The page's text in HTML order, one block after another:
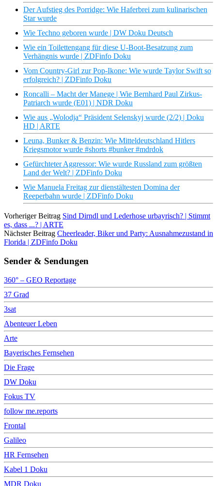
Der Aufstieg des Porridge: Wie Haferbrei zum kulinarischen
Star wurde
Wie Techno geboren wurde | DW Doku Deutsch
Wie ein Toilettengang für diese U-Boot-Besatzung zum
Verhängnis wurde | ZDFinfo Doku
Vom Country-Girl zur Pop-Ikone: Wie wurde Taylor Swift so
erfolgreich? | ZDFinfo Doku
Roncalli – Macht der Manege | Wie Bernhard Paul Zirkus-
Patriarch wurde (E01) | NDR Doku
Wie aus „Wolodja“ Präsident Selenskyj wurde (2/2) | Doku
HD | ARTE
Leuna, Bunker & Benzin: Wie Mitteldeutschland Hitlers
Kriegsmotor wurde #shorts #bunker #mdrdok
Gefürchteter Aggressor: Wie wurde Russland zum größten
Land der Welt? | ZDFinfo Doku
Wie Manuela Freitag zur dienstältesten Domina der
Reeperbahn wurde | ZDFinfo Doku
Vorheriger Beitrag Sind Dirndl und Lederhose urbayrisch? | Stimmt
es, dass ...? | ARTE
Nächster Beitrag Cheerleader, Biker und Party: Ausnahmezustand in
Florida | ZDFinfo Doku
Sender & Sendungen
360° – GEO Reportage
37 Grad
3sat
Abenteuer Leben
Arte
Bayerisches Fernsehen
Die Frage
DW Doku
Fokus TV
follow me.reports
Frontal
Galileo
HR Fernsehen
Kabel 1 Doku
MDR Doku